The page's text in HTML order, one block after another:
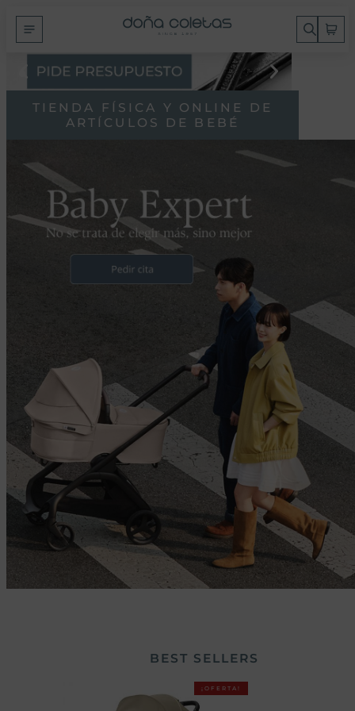
TIENDA FÍSICA Y ONLINE DE
ARTÍCULOS DE BEBÉ
BEST SELLERS
¡OFERTA!